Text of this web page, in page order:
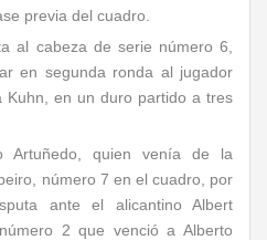
previa del cuadro.
al cabeza de serie número 6,
en segunda ronda al jugador
Kuhn, en un duro partido a tres
Artuñedo, quien venía de la
número 7 en el cuadro, por
ante el alicantino Albert
2 que venció a Alberto